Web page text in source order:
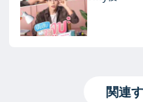
関連